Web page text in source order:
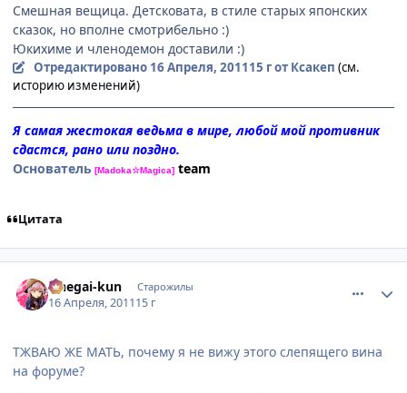
Смешная вещица. Детсковата, в стиле старых японских
сказок, но вполне смотрибельно :)
Юкихиме и членодемон доставили :)
Отредактировано 16 Апреля, 201115 гот Ксакеп (см.
историю изменений)
Я самая жестокая ведьма в мире, любой мой противник
сдастся, рано или поздно.
Основатель [Madoka☆Magica] team
Цитата
Onegai-kun Старожилы
16 Апреля, 201115 г
ТЖВАЮ ЖЕ МАТЬ, почему я не вижу этого слепящего вина
на форуме?